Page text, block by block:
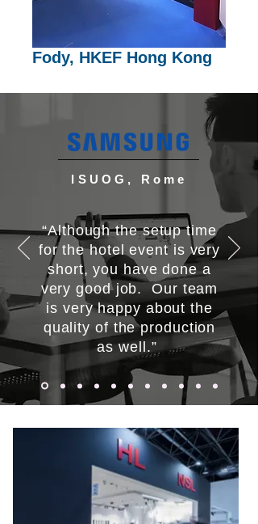
Fody, HKEF Hong Kong
ISUOG, Rome
“Although the setup time
for the hotel event is very
short, you have done a
very good job. Our team
is very happy about the
quality of the production
as well.”